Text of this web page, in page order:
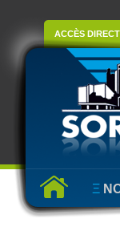
ACCÈS
Ξ